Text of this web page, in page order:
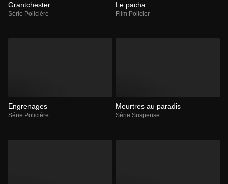
Grantchester
Série Policière
Le pacha
Film Policier
Engrenages
Série Policière
Meurtres au paradis
Série Suspense